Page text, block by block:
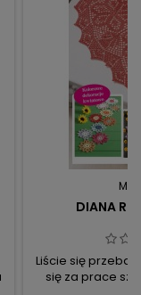
DIANA
Liście się
się za prace